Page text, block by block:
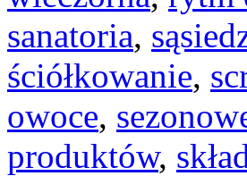
sanatoria,
ściółkowanie,
owoce,
produktów,